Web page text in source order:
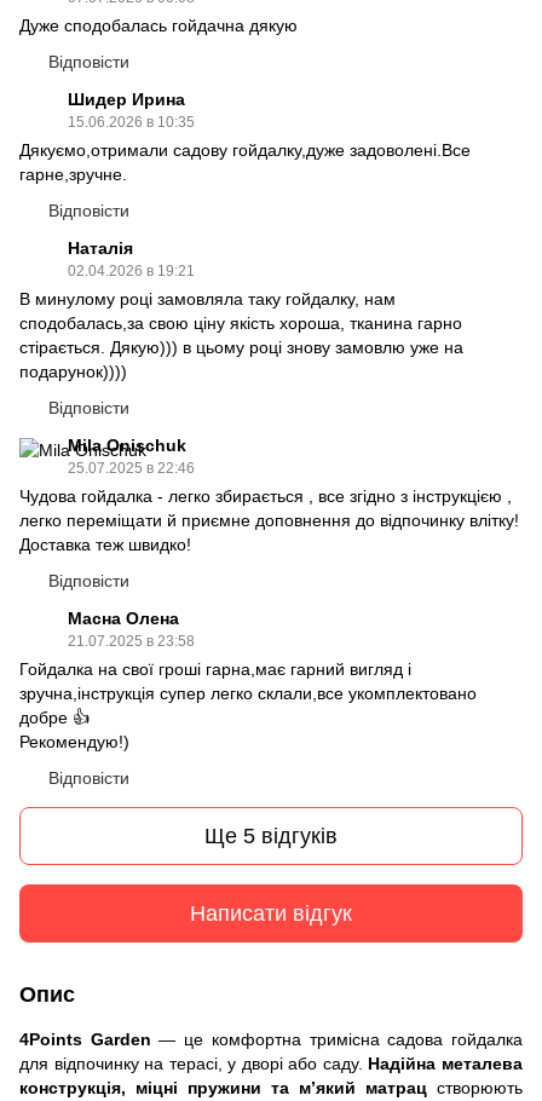
Дуже сподобалась гойдачна дякую
Відповісти
Шидер Ирина
15.06.2026 в 10:35
Дякуємо,отримали садову гойдалку,дуже задоволені.Все
гарне,зручне.
Відповісти
Наталія
02.04.2026 в 19:21
В минулому році замовляла таку гойдалку, нам
сподобалась,за свою ціну якість хороша, тканина гарно
стірається. Дякую))) в цьому році знову замовлю уже на
подарунок))))
Відповісти
Mila Onischuk
25.07.2025 в 22:46
Чудова гойдалка - легко збирається , все згідно з інструкцією ,
легко переміщати й приємне доповнення до відпочинку влітку!
Доставка теж швидко!
Відповісти
Масна Олена
21.07.2025 в 23:58
Гойдалка на свої гроші гарна,має гарний вигляд і
зручна,інструкція супер легко склали,все укомплектовано
добре 👍
Рекомендую!)
Відповісти
Ще 5 відгуків
Написати відгук
Опис
4Points Garden — це комфортна тримісна садова гойдалка
для відпочинку на терасі, у дворі або саду. Надійна металева
конструкція, міцні пружини та м’який матрац створюють